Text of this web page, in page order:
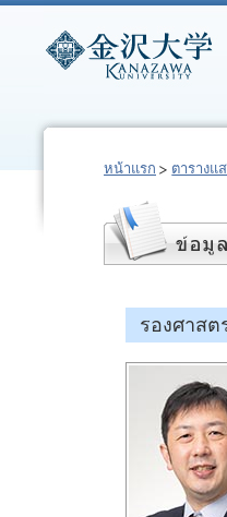
หน้าแรก ตารางแ
รองศาสต